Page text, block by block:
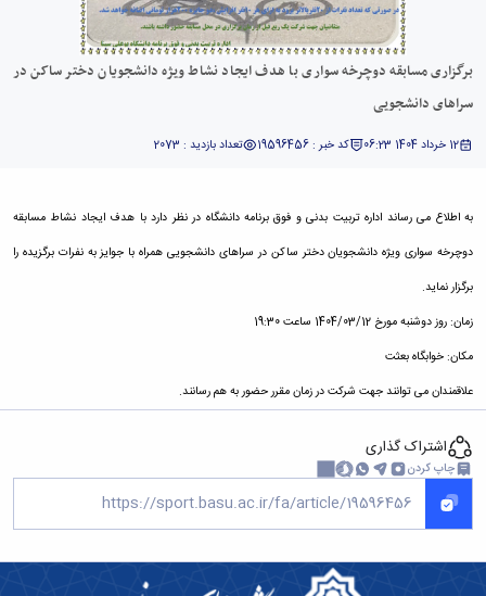
برگزاری مسابقه دوچرخه سواری با هدف ایجاد نشاط ویژه دانشجویان دختر ساکن در
سراهای دانشجویی
12 خرداد 1404 06:23 کد خبر : 19596456 تعداد بازدید : 2073
به اطلاع می رساند اداره تربیت بدنی و فوق برنامه دانشگاه در نظر دارد با هدف ایجاد نشاط مسابقه
دوچرخه سواری ویژه دانشجویان دختر ساکن در سراهای دانشجویی همراه با جوایز به نفرات برگزیده را
برگزار نماید.
زمان: روز دوشنبه مورخ 1404/03/12 ساعت 19:30
مکان: خوابگاه بعثت
علاقمندان می توانند جهت شرکت در زمان مقرر حضور به هم رسانند.
اشتراک گذاری
چاپ کردن